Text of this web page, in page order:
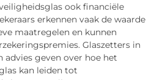
ook financiële
erkennen vaak de waarde
maatregelen en kunnen
Glaszetters in
advies geven over hoe het
kan leiden tot